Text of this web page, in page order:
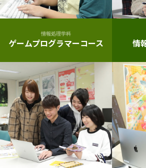
情報処理学科
ゲームプログラマーコース 情